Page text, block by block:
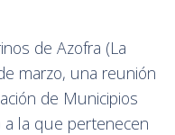
de Azofra (La
marzo, una reunión
de Municipios
a la que pertenecen